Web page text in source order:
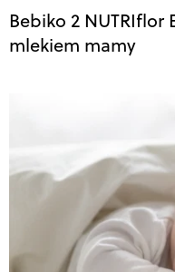
Bebiko 2
mlekiem mamy